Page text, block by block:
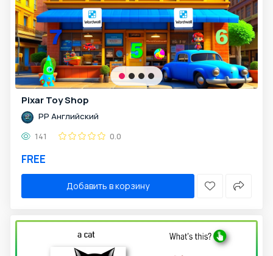
Pixar Toy Shop
PP Английский
141
0.0
FREE
Добавить в корзину